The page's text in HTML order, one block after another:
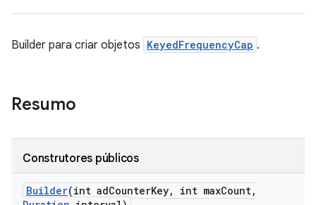
Builder para criar objetos KeyedFrequencyCap .
Resumo
Construtores públicos
Builder(int adCounterKey, int maxCount,